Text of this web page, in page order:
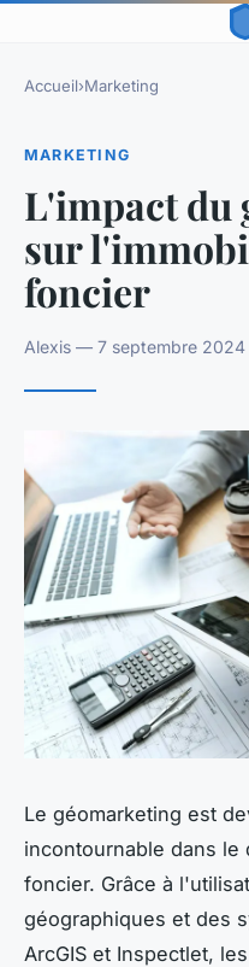
Accueil›Marketing
MARKETING
L'impact du
sur
foncier
Alexis — 7 septembre
Le géomarketing est
incontournable dans le
foncier. Grâce à
géographiques et des
ArcGIS et Inspectlet,